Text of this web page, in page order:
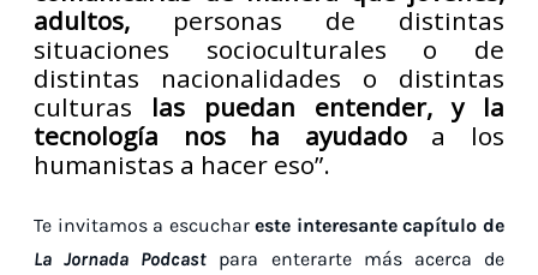
adultos, personas de distintas
situaciones socioculturales o de
distintas nacionalidades o distintas
culturas las puedan entender, y la
tecnología nos ha ayudadoa los
humanistas a hacer eso”.
Te invitamos a escuchareste interesante capítulo de
La Jornada Podcast para enterarte más acerca de